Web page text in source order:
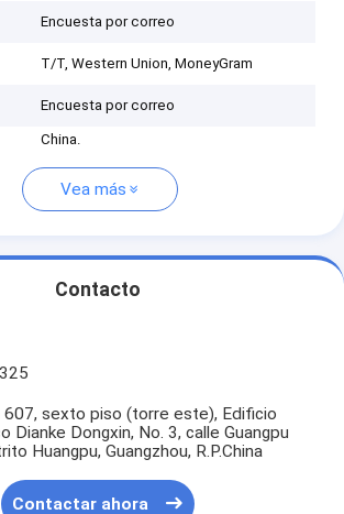
Encuesta por correo
T/T, Western Union, MoneyGram
Encuesta por correo
China.
Vea más
Contacto
607, sexto piso (torre este), Edificio
Dianke Dongxin, No. 3, calle Guangpu
Huangpu, Guangzhou, R.P.China
Contactar ahora